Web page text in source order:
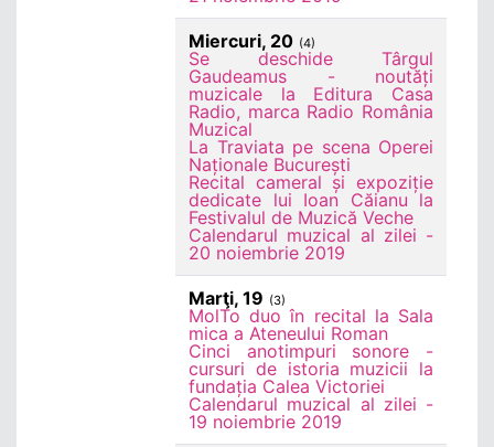
Miercuri, 20 (4)
Se deschide Târgul
Gaudeamus - noutăți
muzicale la Editura Casa
Radio, marca Radio România
Muzical
La Traviata pe scena Operei
Naționale București
Recital cameral și expoziție
dedicate lui Ioan Căianu la
Festivalul de Muzică Veche
Calendarul muzical al zilei -
20 noiembrie 2019
Marţi, 19 (3)
MolTo duo în recital la Sala
mica a Ateneului Roman
Cinci anotimpuri sonore -
cursuri de istoria muzicii la
fundația Calea Victoriei
Calendarul muzical al zilei -
19 noiembrie 2019